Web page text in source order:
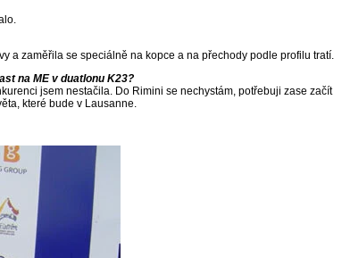
a zaměřila se speciálně na kopce a na přechody podle profilu tratí.
na ME v duatlonu K23?
jsem nestačila. Do Rimini se nechystám, potřebuji zase začít
které bude v Lausanne.